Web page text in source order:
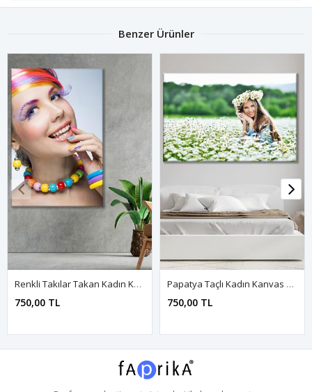
Benzer Ürünler
Renkli Takılar Takan Kadın Kanvas Duvar Tablo 3322356
750,00 TL
Papatya Taçlı Kadın Kanvas Duvar Tablo 3322781
750,00 TL